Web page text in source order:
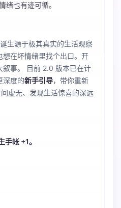
绪也有迹可循。
生源于极其真实的生活观察
在坏情绪里找个出口。开
叙事。 目前 2.0 版本已在计
深度的新手引导，带你重新
虚无、发现生活惊喜的深远
手帐 +1。